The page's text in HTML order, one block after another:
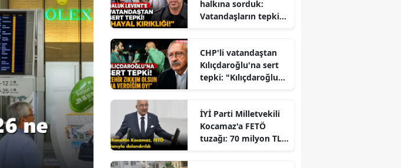
Bursa
Çanakkale
Çankırı
Çorum
Denizli
Diyarbakır
Edirne
halkına sorduk:
Vatandaşların tepkisi
CHP'li vatandaştan
Kılıçdaroğlu'na sert
tepki: "Kılıçdaroğlu
Büyüyor
İYİ Parti Milletvekili
Kocamaz'a FETÖ
tuzağı: 70 milyon TL